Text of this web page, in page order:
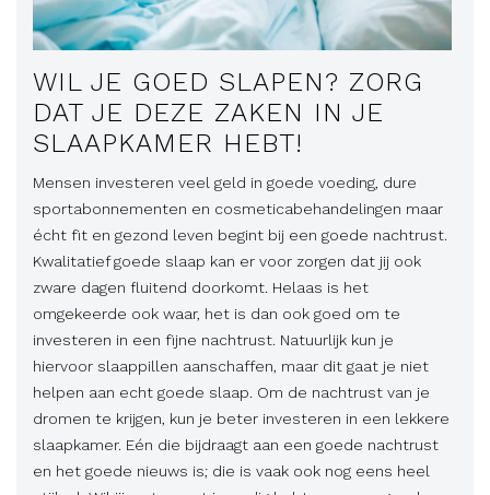
WIL JE GOED SLAPEN? ZORG
DAT JE DEZE ZAKEN IN JE
SLAAPKAMER HEBT!
Mensen investeren veel geld in goede voeding, dure
sportabonnementen en cosmeticabehandelingen maar
écht fit en gezond leven begint bij een goede nachtrust.
Kwalitatief goede slaap kan er voor zorgen dat jij ook
zware dagen fluitend doorkomt. Helaas is het
omgekeerde ook waar, het is dan ook goed om te
investeren in een fijne nachtrust. Natuurlijk kun je
hiervoor slaappillen aanschaffen, maar dit gaat je niet
helpen aan echt goede slaap. Om de nachtrust van je
dromen te krijgen, kun je beter investeren in een lekkere
slaapkamer. Eén die bijdraagt aan een goede nachtrust
en het goede nieuws is; die is vaak ook nog eens heel